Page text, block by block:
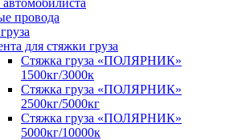
провода
для стяжки груза
Стяжка груза «ПОЛЯРНИК»
1500кг/3000к
Стяжка груза «ПОЛЯРНИК»
2500кг/5000кг
Стяжка груза «ПОЛЯРНИК»
5000кг/10000к